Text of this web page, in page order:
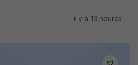
il y a 13 heures